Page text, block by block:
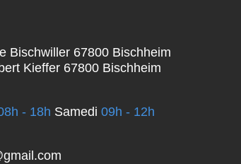
Bischwiller 67800 Bischheim
Kieffer 67800 Bischheim
- 18h Samedi 09h - 12h